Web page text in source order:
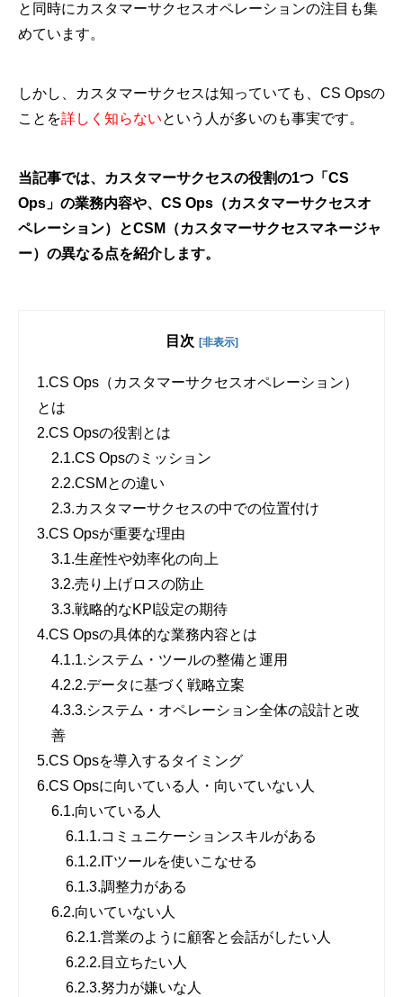
と同時にカスタマーサクセスオペレーションの注目も集
めています。
しかし、カスタマーサクセスは知っていても、CS Opsの
ことを詳しく知らないという人が多いのも事実です。
当記事では、カスタマーサクセスの役割の1つ「CS
Ops」の業務内容や、CS Ops（カスタマーサクセスオ
ペレーション）とCSM（カスタマーサクセスマネージャ
ー）の異なる点を紹介します。
目次 [非表示]
1.CS Ops（カスタマーサクセスオペレーション）
とは
2.CS Opsの役割とは
2.1.CS Opsのミッション
2.2.CSMとの違い
2.3.カスタマーサクセスの中での位置付け
3.CS Opsが重要な理由
3.1.生産性や効率化の向上
3.2.売り上げロスの防止
3.3.戦略的なKPI設定の期待
4.CS Opsの具体的な業務内容とは
4.1.1.システム・ツールの整備と運用
4.2.2.データに基づく戦略立案
4.3.3.システム・オペレーション全体の設計と改
善
5.CS Opsを導入するタイミング
6.CS Opsに向いている人・向いていない人
6.1.向いている人
6.1.1.コミュニケーションスキルがある
6.1.2. ITツールを使いこなせる
6.1.3.調整力がある
6.2.向いていない人
6.2.1.営業のように顧客と会話がしたい人
6.2.2. 目立ちたい人
6.2.3.努力が嫌いな人